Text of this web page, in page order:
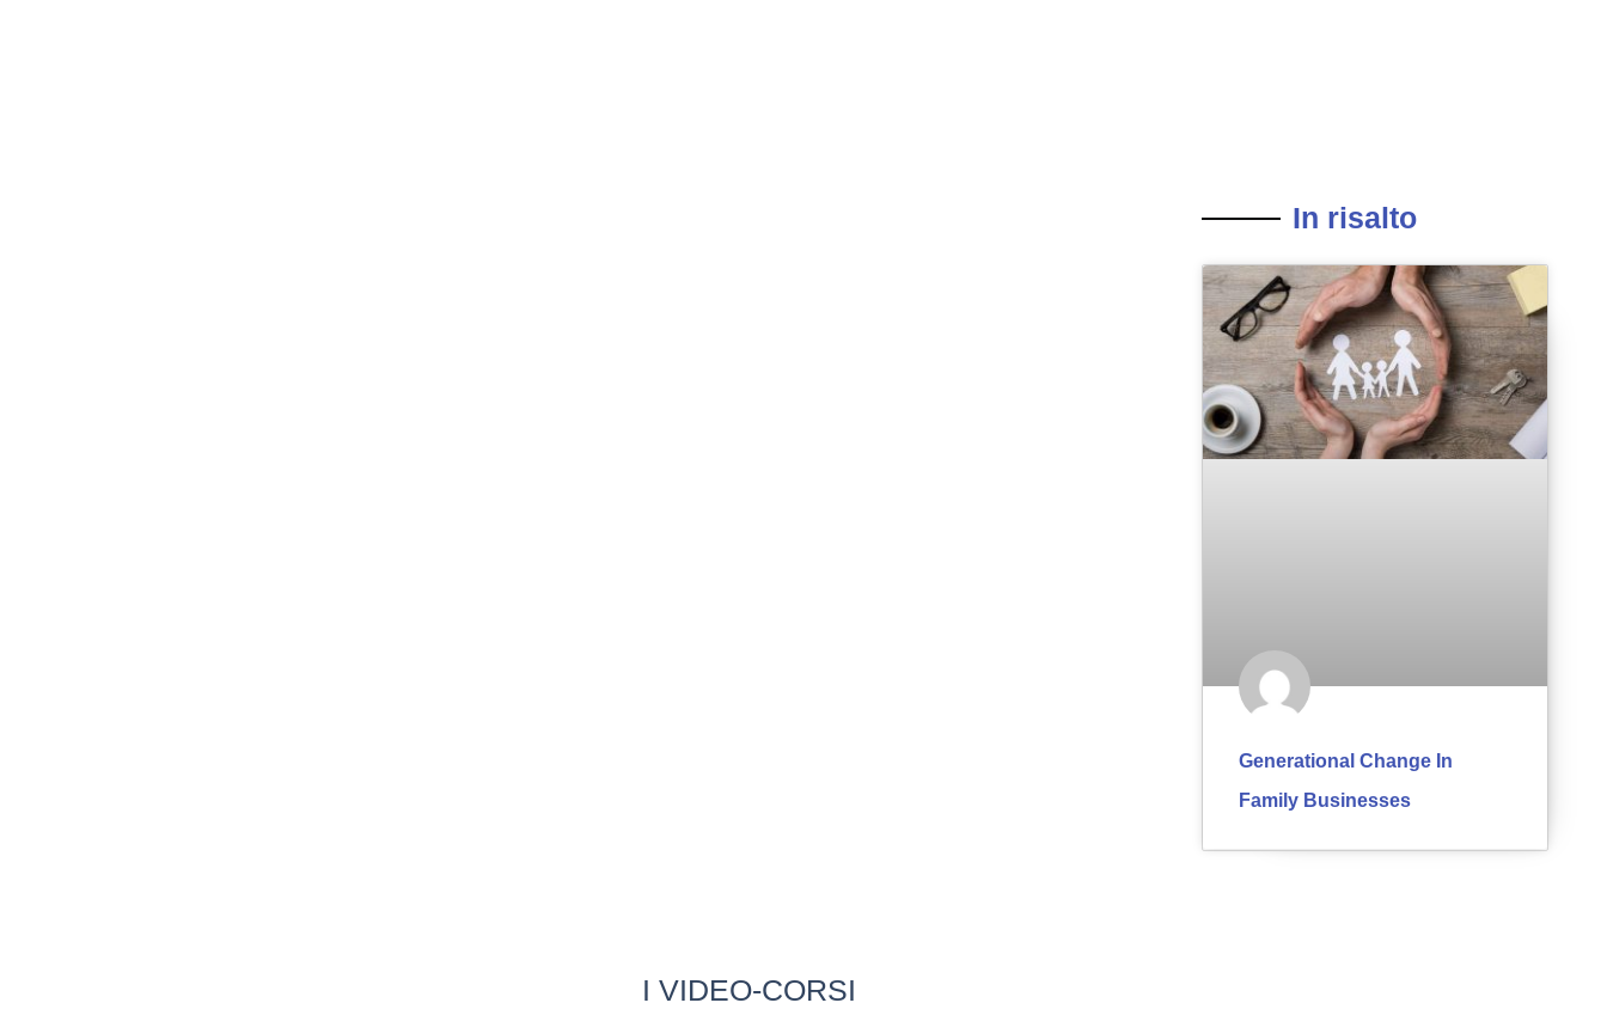
In risalto
Generational Change In
Family Businesses
I VIDEO-CORSI